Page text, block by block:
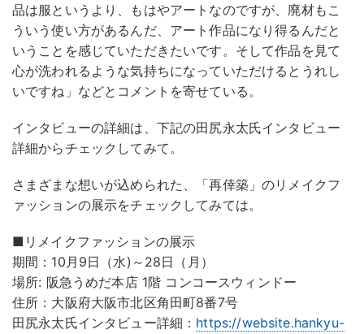
品は服というより、もはやアートなのですが、廃材もこ
ういう使い方があるんだ、アート作品になり得るんだと
いうことを感じていただきたいです。そして作品を見て
心が洗われるような気持ちになっていただけるとうれし
いですね」などとコメントを寄せている。
インタビューの詳細は、下記の田尻永太氏インタビュー
詳細からチェックしてみて。
さまざまな想いが込められた、「再倖築」のリメイクフ
ァッションの展示をチェックしてみては。
■リメイクファッションの展示
期間：10月9日（水)～28日（月）
場所: 阪急うめだ本店 1階 コンコースウィンドー
住所：大阪府大阪市北区角田町8番7号
田尻永太氏インタビュー詳細： https://website.hankyu-